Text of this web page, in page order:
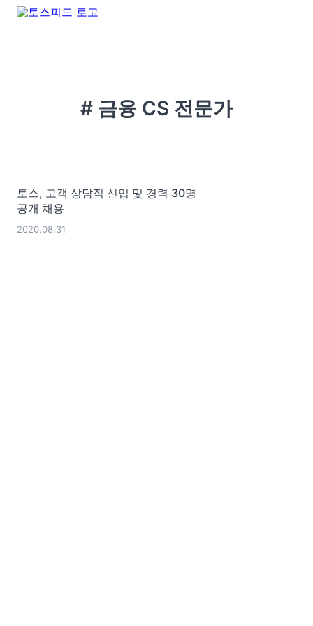
# 금융 CS 전문가
토스, 고객 상담직 신입 및 경력 30명
공개 채용
2020.08.31